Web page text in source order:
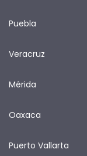
Puebla
Veracruz
Mérida
Oaxaca
Puerto Vallarta